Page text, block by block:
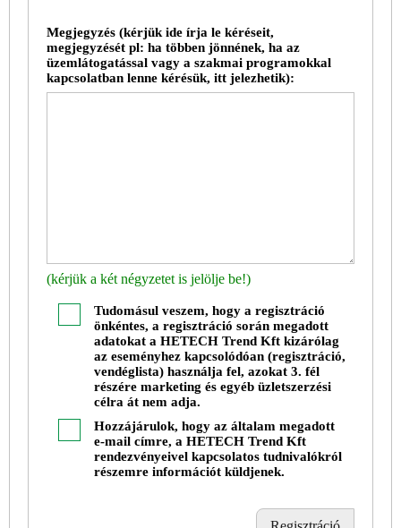
Megjegyzés (kérjük ide írja le kéréseit,
megjegyzését pl: ha többen jönnének, ha az
üzemlátogatással vagy a szakmai programokkal
kapcsolatban lenne kérésük, itt jelezhetik):
(kérjük a két négyzetet is jelölje be!)
Tudomásul veszem, hogy a regisztráció
önkéntes, a regisztráció során megadott
adatokat a HETECH Trend Kft kizárólag
az eseményhez kapcsolódóan (regisztráció,
vendéglista) használja fel, azokat 3. fél
részére marketing és egyéb üzletszerzési
célra át nem adja.
Hozzájárulok, hogy az általam megadott
e-mail címre, a HETECH Trend Kft
rendezvényeivel kapcsolatos tudnivalókról
részemre információt küldjenek.